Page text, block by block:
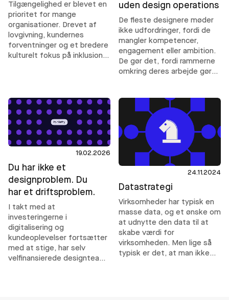
Tilgængelighed er blevet en
prioritet for mange
organisationer. Drevet af
lovgivning, kundernes
forventninger og et bredere
kulturelt fokus på inklusion
compliance. Det kræver
operationelle strukturer, der
hjælper teams med
konsekvent at træffe
inkluderende beslutninger -
selv under leveringspres.
uden design operations
De fleste designere møder
ikke udfordringer, fordi de
mangler kompetencer,
engagement eller ambition.
De gør det, fordi rammerne
omkring deres arbejde gør
19.02.2026
Du har ikke et
designproblem. Du
har et driftsproblem.
I takt med at
investeringerne i
digitalisering og
kundeoplevelser fortsætter
med at stige, har selv
velfinansierede designteams
24.11.2024
Datastrategi
Virksomheder har typisk en
masse data, og et ønske om
at udnytte den data til at
skabe værdi for
virksomheden. Men lige så
typisk er det, at man ikke